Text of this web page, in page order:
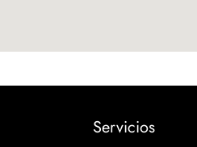
Servicios